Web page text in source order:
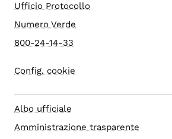
Ufficio Protocollo
Numero Verde
800-24-14-33
Config. cookie
Albo ufficiale
Amministrazione trasparente